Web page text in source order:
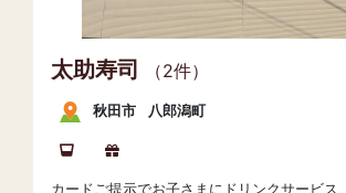
太助寿司 （2件）
秋田市 八郎潟町
カードご提示でお子さまにドリンクサービス